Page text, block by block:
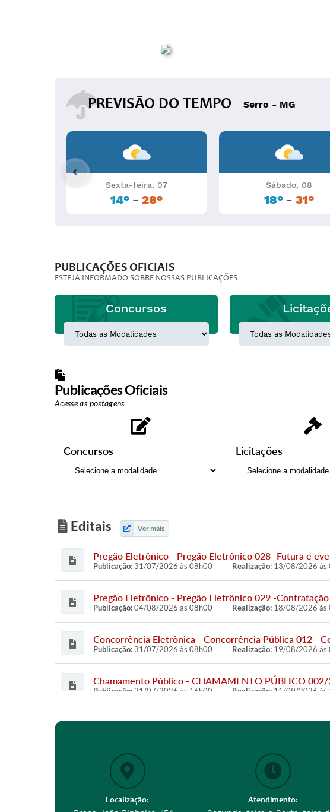
PREVISÃO DO TEMPO Serro - MG
Sexta-feira, 07
14° -28°
Sábado, 08
18°- 31°
PUBLICAÇÕES OFICIAIS
ESTEJA INFORMADO SOBRE NOSSAS PUBLICAÇÕES
Concursos
Publicações Oficiais
Acesse as postagens
Concursos Licitações
Editais Ver mais
Pregão Eletrônico - Pregão Eletrônico 028 -Futura e
Publicação: 31/07/2026 às 08h00 Realização: 13/08/2026 às
Pregão Eletrônico - Pregão Eletrônico 029 -
Publicação:04/08/2026 às 08h00 Realização: 18/08/2026 às
Concorrência Eletrônica - Concorrência Pública 012 -
Publicação: 31/07/2026 às 08h00 Realização: 19/08/2026 às
Chamamento Público - CHAMAMENTO PÚBLICO
Publicação: 21/07/2026 às 16h00 Realização: 11/09/2026 às
Credenciamento - Credenciamento 004 -
Localização: Atendimento: